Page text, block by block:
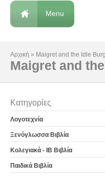
Menu
Αρχική » Maigret and the Idle
Maigret and
Κατηγορίες
Λογοτεχνία
Ξενόγλωσσα Βιβλία
Κολεγιακά - IB Βιβλία
Παιδικά Βιβλία